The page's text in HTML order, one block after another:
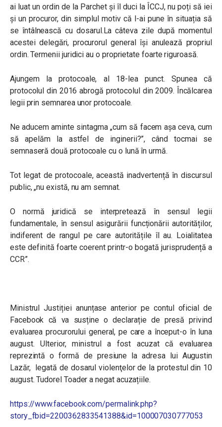
ai luat un ordin de la Parchet și îl duci la ÎCCJ, nu poți să iei
și un procuror, din simplul motiv că l-ai pune în situația să
se întâlnească cu dosarul.La câteva zile după momentul
acestei delegări, procurorul general își anulează propriul
ordin. Termenii juridici au o proprietate foarte riguroasă.
Ajungem la protocoale, al 18-lea punct. Spunea că
protocolul din 2016 abrogă protocolul din 2009. Încălcarea
legii prin semnarea unor protocoale.
Ne aducem aminte sintagma „cum să facem așa ceva, cum
să apelăm la astfel de inginerii?”, când tocmai se
semnaseră două protocoale cu o lună în urmă.
Tot legat de protocoale, această inadvertență în discursul
public, „nu există, nu am semnat.
O normă juridică se interpretează în sensul legii
fundamentale, în sensul asigurării funcționării autorităților,
indiferent de rangul pe care autoritățile îl au. Loialitatea
este definită foarte coerent printr-o bogată jurisprudență a
CCR”.
Ministrul Justiției anunțase anterior pe contul oficial de
Facebook că va susține o declarație de presă privind
evaluarea procurorului general, pe care a început-o în luna
august. Ulterior, ministrul a fost acuzat că evaluarea
reprezintă o formă de presiune la adresa lui Augustin
Lazăr, legată de dosarul violenţelor de la protestul din 10
august. Tudorel Toader a negat acuzațiile.
https://www.facebook.com/permalink.php?
story_fbid=2200362833541388&id=100007030777053